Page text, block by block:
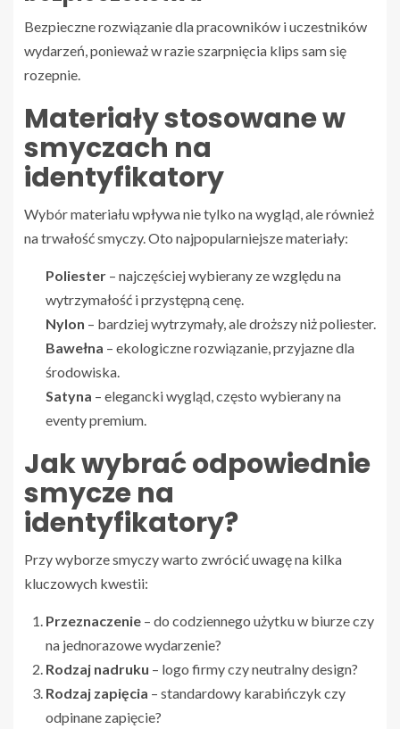
Bezpieczne rozwiązanie dla pracowników i uczestników
wydarzeń, ponieważ w razie szarpnięcia klips sam się
rozepnie.
Materiały stosowane w
smyczach na
identyfikatory
Wybór materiału wpływa nie tylko na wygląd, ale również
na trwałość smyczy. Oto najpopularniejsze materiały:
Poliester – najczęściej wybierany ze względu na
wytrzymałość i przystępną cenę.
Nylon – bardziej wytrzymały, ale droższy niż poliester.
Bawełna – ekologiczne rozwiązanie, przyjazne dla
środowiska.
Satyna – elegancki wygląd, często wybierany na
eventy premium.
Jak wybrać odpowiednie
smycze na
identyfikatory?
Przy wyborze smyczy warto zwrócić uwagę na kilka
kluczowych kwestii:
Przeznaczenie – do codziennego użytku w biurze czy
na jednorazowe wydarzenie?
Rodzaj nadruku – logo firmy czy neutralny design?
Rodzaj zapięcia – standardowy karabińczyk czy
odpinane zapięcie?